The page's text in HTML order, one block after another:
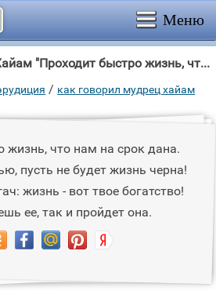
Меню
Как говорил мудрец Хайам "Проходит быстро жизнь, что нам на срок дана."
/ как говорил мудрец хайам
жизнь, что нам на срок дана.
пусть не будет жизнь черна!
жизнь - вот твое богатство!
ее, так и пройдет она.